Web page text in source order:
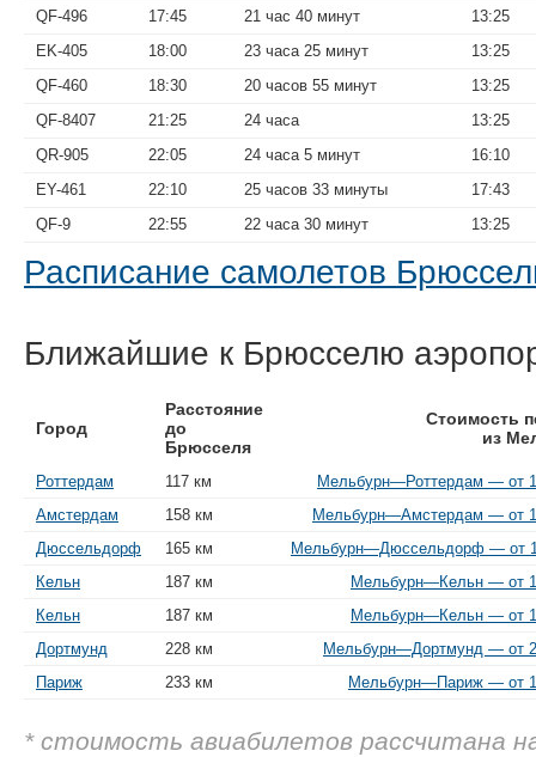
QF-496
17:45 21 час 40 минут
13:25
EK-405
18:00 23 часа 25 минут
13:25
QF-460
18:30 20 часов 55 минут
13:25
QF-8407
21:25 24 часа
13:25
QR-905
22:05 24 часа 5 минут
16:10
EY-461
22:10 25 часов 33 минуты
17:43
QF-9
22:55 22 часа 30 минут 13:25
Расписание самолетов
Ближайшие к Брюсселю
Город
Расстояние
до
Брюсселя
Стоимость
из
Роттердам 117 км
Мельбурн—Роттердам — от
Амстердам
158 км
Мельбурн—Амстердам — от
Дюссельдорф
165 км
Мельбурн—Дюссельдорф — от
Кельн
187 км
Мельбурн—Кельн — от
Кельн
187 км
Мельбурн—Кельн — от
Дортмунд
228 км
Мельбурн—Дортмунд — от
Париж
233 км Мельбурн—Париж — от
* стоимость авиабилетов рассчитана